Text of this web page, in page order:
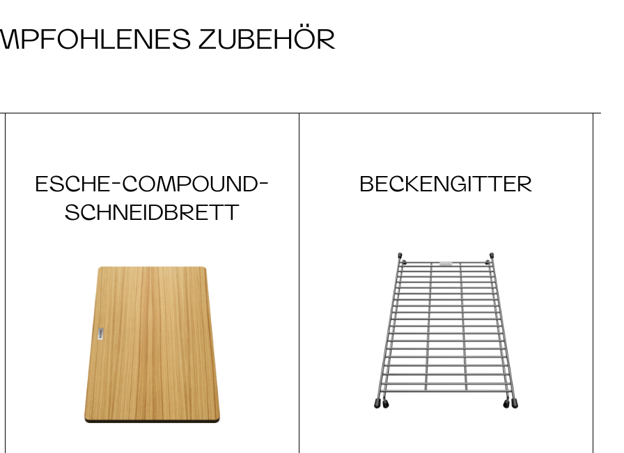
ZUBEHÖR
ESCHE-COMPOUND-
SCHNEIDBRETT
BECKENGITTER